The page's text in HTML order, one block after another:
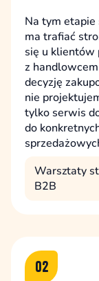
Na tym
ma trafiać
się u klientów
z
decyzję
nie
tylko serwis
do
Warsztaty
B2B
02